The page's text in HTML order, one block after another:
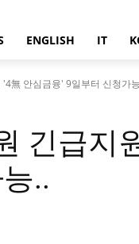
ENGLISH IT
無 안심금융' 9일부터 신청가
긴급지
..